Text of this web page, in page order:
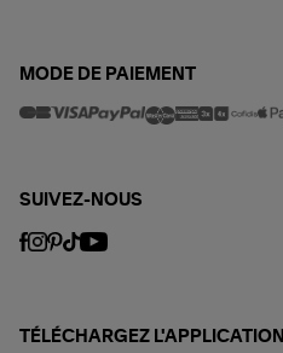
MODE DE PAIEMENT
SUIVEZ-NOUS
TÉLÉCHARGEZ L'APPLICATION